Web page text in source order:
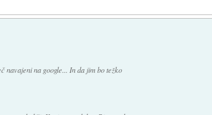
navajeni na google... In da jim bo težko